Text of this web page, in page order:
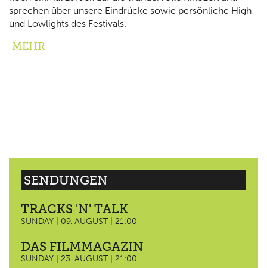
sprechen über unsere Eindrücke sowie persönliche High-
und Lowlights des Festivals.
MEHR
SENDUNGEN
TRACKS 'N' TALK
SUNDAY | 09. AUGUST | 21:00
DAS FILMMAGAZIN
SUNDAY | 23. AUGUST | 21:00